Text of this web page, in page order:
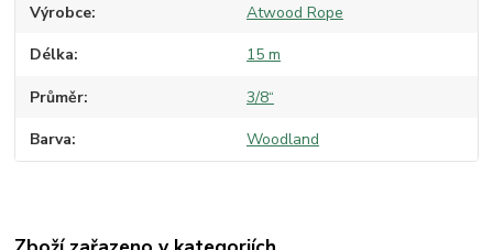
Výrobce Atwood Rope
Délka 15 m
Průměr 3/8“
Barva Woodland